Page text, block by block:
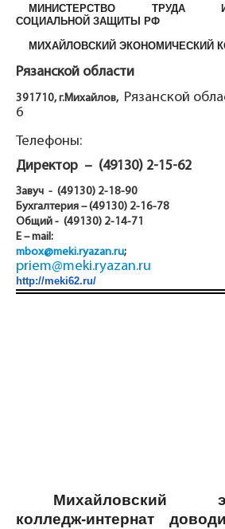
МИНИСТЕРСТВО ТРУДА
СОЦИАЛЬНОЙ ЗАЩИТЫ РФ
МИХАЙЛОВСКИЙ ЭКОНОМИЧЕСКИЙ
Рязанской области
391710, г.Михайлов, Рязанской
6
Телефоны:
Директор – (49130) 2-15-62
Завуч - (49130) 2-18-90
Бухгалтерия – (49130) 2-16-78
Общий - (49130) 2-14-71
E –mail:
mbox@meki.ryazan.ru;
priem@meki.ryazan.ru
http://meki62.ru/
Михайловский
колледж-интернат